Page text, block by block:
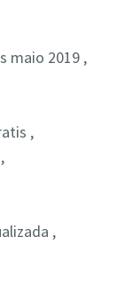
maio 2019 ,
,
,